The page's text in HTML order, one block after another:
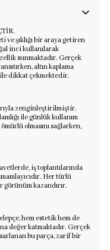
ve şıklığı bir araya getiren
inci kullanılarak
sunmaktadır. Gerçek
altın kaplama
ile dikkat çekmektedir.
zenginleştirilmiştir.
ile günlük kullanım
olmasını sağlarken,
iş toplantılarında
Her türlü
görünüm kazandırır.
hem estetik hem de
değer katmaktadır. Gerçek
bu parça, zarif bir